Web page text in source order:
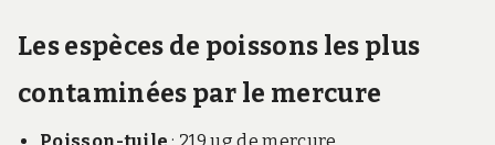
Les espèces de poissons les plus
contaminées par le mercure